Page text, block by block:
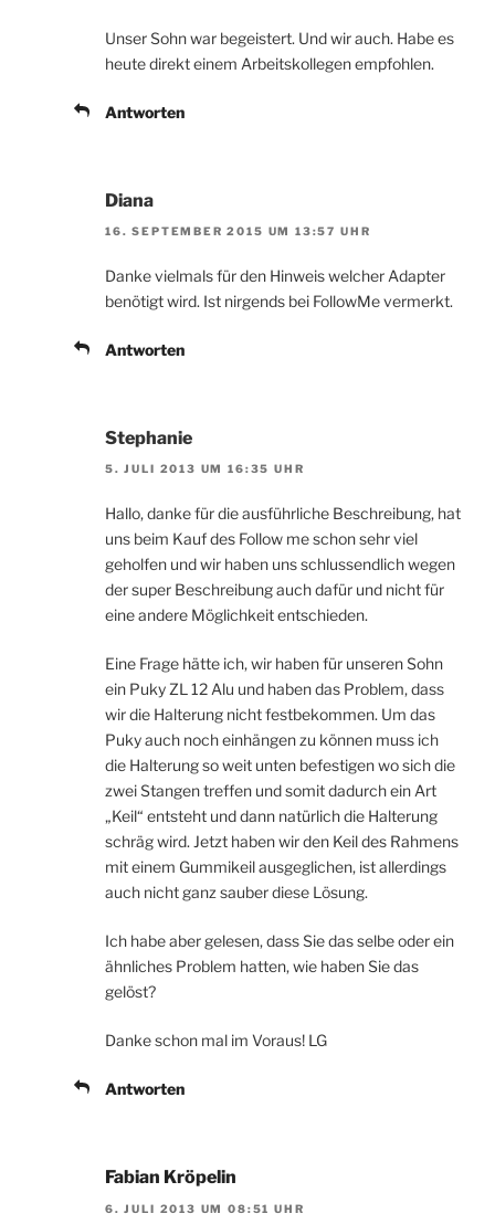
Unser Sohn war begeistert. Und wir auch. Habe es
heute direkt einem Arbeitskollegen empfohlen.
Antworten
Diana
16. SEPTEMBER 2015 UM 13:57 UHR
Danke vielmals für den Hinweis welcher Adapter
benötigt wird. Ist nirgends bei FollowMe vermerkt.
Antworten
Stephanie
5. JULI 2013 UM 16:35 UHR
Hallo, danke für die ausführliche Beschreibung, hat
uns beim Kauf des Follow me schon sehr viel
geholfen und wir haben uns schlussendlich wegen
der super Beschreibung auch dafür und nicht für
eine andere Möglichkeit entschieden.
Eine Frage hätte ich, wir haben für unseren Sohn
ein Puky ZL 12 Alu und haben das Problem, dass
wir die Halterung nicht festbekommen. Um das
Puky auch noch einhängen zu können muss ich
die Halterung so weit unten befestigen wo sich die
zwei Stangen treffen und somit dadurch ein Art
„Keil“ entsteht und dann natürlich die Halterung
schräg wird. Jetzt haben wir den Keil des Rahmens
mit einem Gummikeil ausgeglichen, ist allerdings
auch nicht ganz sauber diese Lösung.
Ich habe aber gelesen, dass Sie das selbe oder ein
ähnliches Problem hatten, wie haben Sie das
gelöst?
Danke schon mal im Voraus! LG
Antworten
Fabian Kröpelin
6. JULI 2013 UM 08:51 UHR